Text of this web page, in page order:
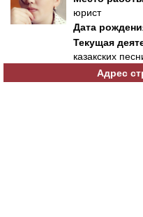
юрист
Дата
Текущая
казакских
Адрес